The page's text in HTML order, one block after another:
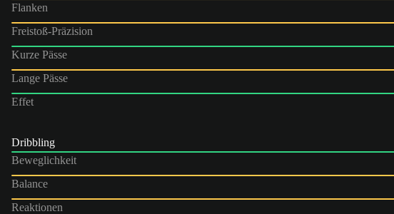
Flanken
Freistoß-Präzision
Kurze Pässe
Lange Pässe
Effet
Dribbling
Beweglichkeit
Balance
Reaktionen